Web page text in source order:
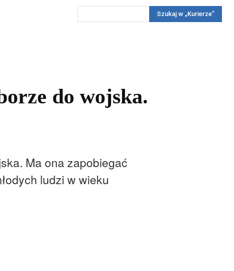
Reportaż KonkursyWięcej
Szukaj w „Kurierze”
do wojska.
Ma ona zapobiegać
ludzi w wieku